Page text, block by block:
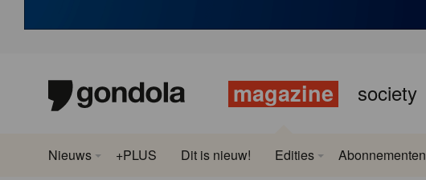
magazine society
Nieuws +PLUS Dit is nieuw! Edities Abonnementen